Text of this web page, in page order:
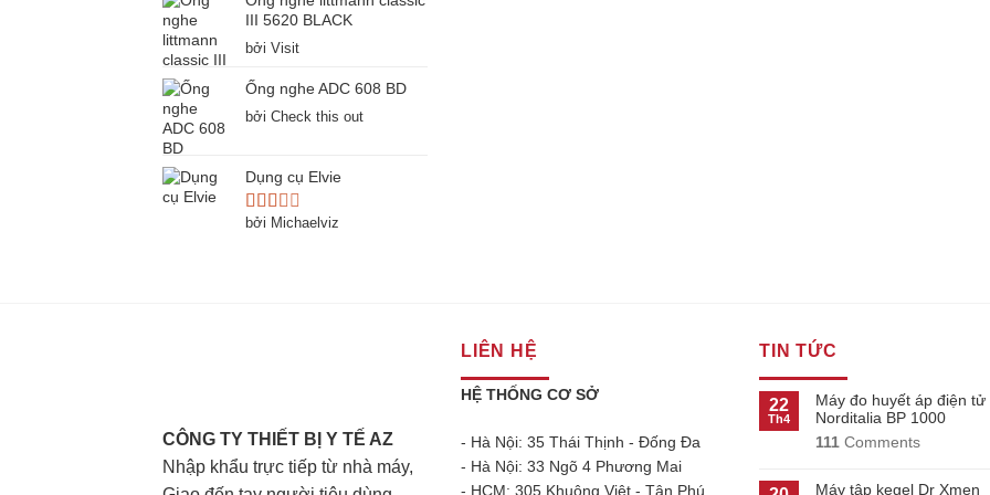
1
sao
III 5620 BLACK
bởi Visit
Ống nghe ADC 608 BD
bởi Check this out
Dụng cụ Elvie
Được
bởi Michaelviz
CÔNG TY THIẾT BỊ Y TẾ AZ
Nhập khẩu trực tiếp từ nhà máy,
LIÊN HỆ
HỆ THỐNG CƠ SỞ
- Hà Nội: 35 Thái Thịnh - Đống Đa
- Hà Nội: 33 Ngõ 4 Phương Mai
- HCM: 305 Khuông Việt - Tân Phú
TIN TỨC
22
Th4
Máy đo huyết áp điện tử
Norditalia BP 1000
111 Comments
Máy tập kegel Dr Xmen